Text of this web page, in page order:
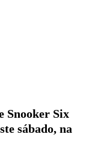
Snooker Six
sábado, na